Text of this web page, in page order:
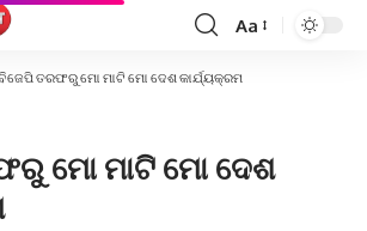
Font
Aa
ତରଫରୁ ମୋ ମାଟି ମୋ ଦେଶ କାର୍ଯ୍ୟକ୍ରମ
ମୋ ମାଟି ମୋ ଦେଶ